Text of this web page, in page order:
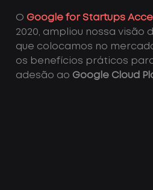
O Google for Startups
2020, ampliou nossa
que colocamos no
os benefícios práticos
adesão ao Google Cloud